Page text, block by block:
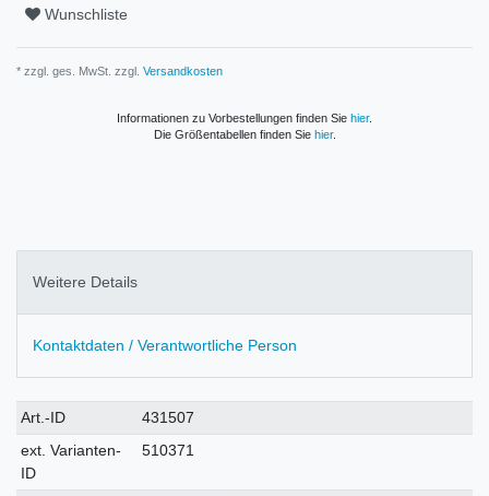
Wunschliste
* zzgl. ges. MwSt. zzgl. Versandkosten
Informationen zu Vorbestellungen finden Sie hier.
Die Größentabellen finden Sie hier.
Weitere Details
Kontaktdaten / Verantwortliche Person
Technisches
Merkmal
Wert
Art.-ID
431507
ext. Varianten-
ID
510371